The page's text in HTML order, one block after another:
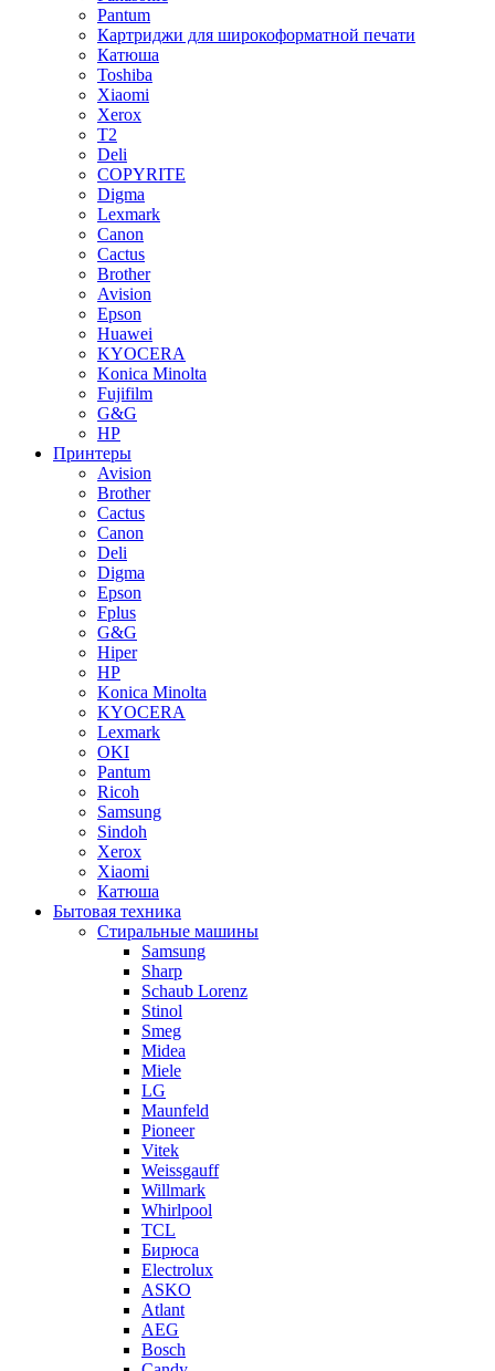
Pantum
Картриджи для широкоформатной печати
Катюша
Toshiba
Xiaomi
Xerox
T2
Deli
COPYRITE
Digma
Lexmark
Canon
Cactus
Brother
Avision
Epson
Huawei
KYOCERA
Konica Minolta
Fujifilm
G&G
HP
Принтеры
Avision
Brother
Cactus
Canon
Deli
Digma
Epson
Fplus
G&G
Hiper
HP
Konica Minolta
KYOCERA
Lexmark
OKI
Pantum
Ricoh
Samsung
Sindoh
Xerox
Xiaomi
Катюша
Бытовая техника
Стиральные машины
Samsung
Sharp
Schaub Lorenz
Stinol
Smeg
Midea
Miele
LG
Maunfeld
Pioneer
Vitek
Weissgauff
Willmark
Whirlpool
TCL
Бирюса
Electrolux
ASKO
Atlant
AEG
Bosch